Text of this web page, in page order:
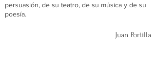
persuasión, de su teatro, de su música y de su
poesía.
Juan Portilla